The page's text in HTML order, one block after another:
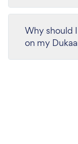
Why should
on my